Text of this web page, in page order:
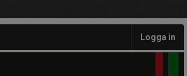
Logga in